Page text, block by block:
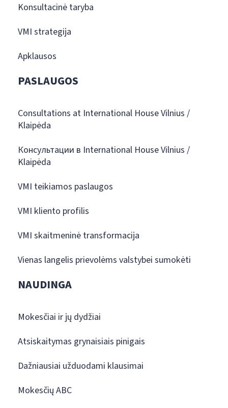
Konsultacinė taryba
VMI strategija
Apklausos
PASLAUGOS
Consultations at International House Vilnius /
Klaipėda
Консультации в International House Vilnius /
Klaipėda
VMI teikiamos paslaugos
VMI kliento profilis
VMI skaitmeninė transformacija
Vienas langelis prievolėms valstybei sumokėti
NAUDINGA
Mokesčiai ir jų dydžiai
Atsiskaitymas grynaisiais pinigais
Dažniausiai užduodami klausimai
Mokesčių ABC